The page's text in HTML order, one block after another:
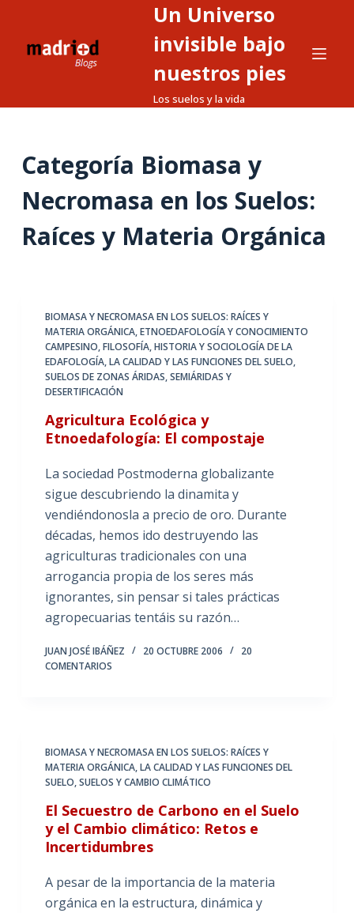
Un Universo
invisible bajo
nuestros pies
Los suelos y la vida
Categoría Biomasa y
Necromasa en los Suelos:
Raíces y Materia Orgánica
BIOMASA Y NECROMASA EN LOS SUELOS: RAÍCES Y
MATERIA ORGÁNICA,ETNOEDAFOLOGÍA Y CONOCIMIENTO
CAMPESINO,FILOSOFÍA, HISTORIA Y SOCIOLOGÍA DE LA
EDAFOLOGÍA,LA CALIDAD Y LAS FUNCIONES DEL SUELO,
SUELOS DE ZONAS ÁRIDAS, SEMIÁRIDAS Y
DESERTIFICACIÓN
Agricultura Ecológica y
Etnoedafología: El compostaje
La sociedad Postmoderna globalizante
sigue descubriendo la dinamita y
vendiéndonosla a precio de oro. Durante
décadas, hemos ido destruyendo las
agriculturas tradicionales con una
arrogancia propia de los seres más
ignorantes, sin pensar si tales prácticas
agropecuarias tentáis su razón…
JUAN JOSÉ IBÁÑEZ 20 OCTUBRE 2006
20
COMENTARIOS
BIOMASA Y NECROMASA EN LOS SUELOS: RAÍCES Y
MATERIA ORGÁNICA,LA CALIDAD Y LAS FUNCIONES DEL
SUELO,SUELOS Y CAMBIO CLIMÁTICO
El Secuestro de Carbono en el Suelo
y el Cambio climático: Retos e
Incertidumbres
A pesar de la importancia de la materia
orgánica en la estructura, dinámica y